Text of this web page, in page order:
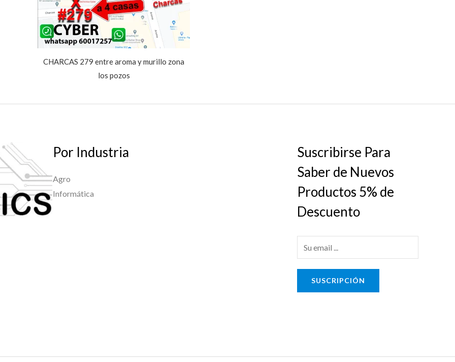
CHARCAS 279 entre aroma y murillo zona
los pozos
Por Industria
Agro
Informática
Suscribirse Para
Saber de Nuevos
Productos 5% de
Descuento
m
SUSCRIPCIÓN